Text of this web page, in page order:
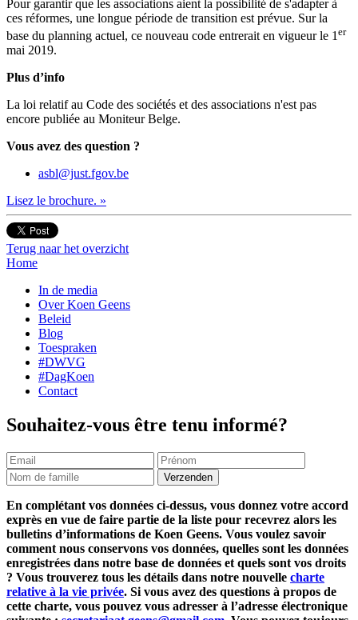
Pour garantir que les associations aient la possibilité de s'adapter à
ces réformes, une longue période de transition est prévue. Sur la
base du planning actuel, ce nouveau code entrerait en vigueur le 1 er
mai 2019.
Plus d’info
La loi relatif au Code des sociétés et des associations n'est pas
encore publiée au Moniteur Belge.
Vous avez des question ?
asbl@just.fgov.be
Lisez le brochure. »
Terug naar het overzicht
Home
In de media
Over Koen Geens
Beleid
Blog
Toespraken
#DWVG
#DagKoen
Contact
Souhaitez-vous être tenu informé?
En complétant vos données ci-dessus, vous donnez votre accord
exprès en vue de faire partie de la liste pour recevrez alors les
bulletins d’informations de Koen Geens. Vous voulez savoir
comment nous conservons vos données, quelles sont les données
enregistrées dans notre base de données et quels sont vos droits
? Vous trouverez tous les détails dans notre nouvelle charte
relative à la vie privée. Si vous avez des questions à propos de
cette charte, vous pouvez vous adresser à l’adresse électronique